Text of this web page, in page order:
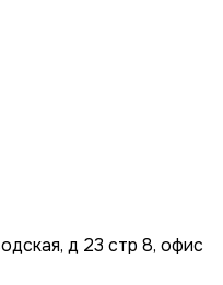
д 23 стр 8, офис